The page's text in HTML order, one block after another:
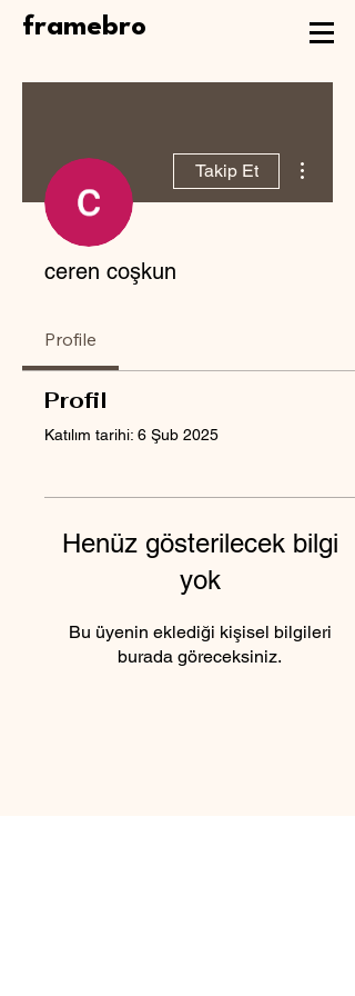
framebro
Takip Et
ceren coşkun
Profile
Profil
Katılım tarihi: 6 Şub 2025
Henüz gösterilecek bilgi
yok
Bu üyenin eklediği kişisel bilgileri
burada göreceksiniz.